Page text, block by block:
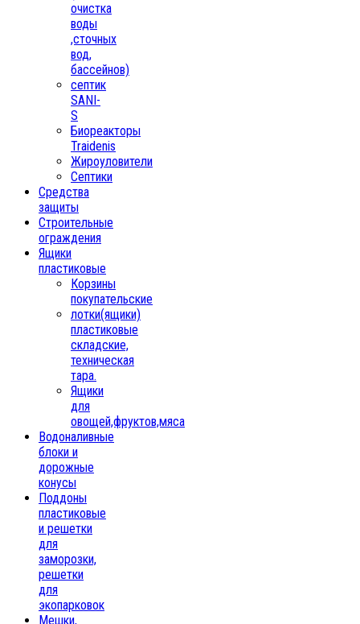
очистка
воды
,сточных
вод,
бассейнов)
септик
SANI-
S
Биореакторы
Traidenis
Жироуловители
Септики
Средства
защиты
Строительные
ограждения
Ящики
пластиковые
Корзины
покупательские
лотки(ящики)
пластиковые
складские,
техническая
тара.
Ящики
для
овощей,фруктов,мяса
Водоналивные
блоки и
дорожные
конусы
Поддоны
пластиковые
и решетки
для
заморозки,
решетки
для
экопарковок
Мешки,